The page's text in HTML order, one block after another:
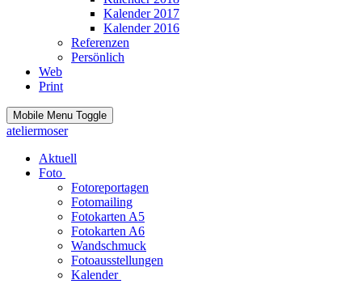
Kalender 2017
Kalender 2016
Referenzen
Persönlich
Web
Print
Mobile Menu Toggle
ateliermoser
Aktuell
Foto
Fotoreportagen
Fotomailing
Fotokarten A5
Fotokarten A6
Wandschmuck
Fotoausstellungen
Kalender